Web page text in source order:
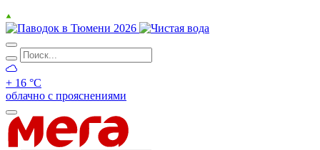
+ 16 °С
облачно с прояснениями